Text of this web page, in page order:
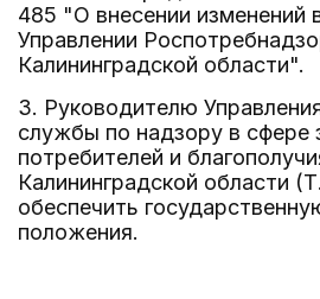
485 "О внесении изменений
Управлении
Калининградской области".
3. Руководителю
службы по надзору в сфере
потребителей и
Калининградской области
обеспечить
положения.